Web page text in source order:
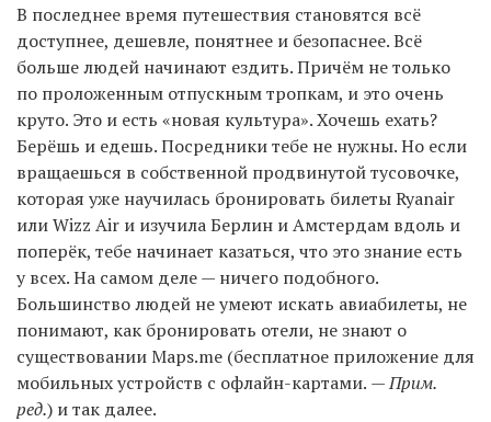
В последнее время путешествия становятся всё
доступнее, дешевле, понятнее и безопаснее. Всё
больше людей начинают ездить. Причём не только
по проложенным отпускным тропкам, и это очень
круто. Это и есть «новая культура». Хочешь ехать?
Берёшь и едешь. Посредники тебе не нужны. Но если
вращаешься в собственной продвинутой тусовочке,
которая уже научилась бронировать билеты Ryanair
или Wizz Air и изучила Берлин и Амстердам вдоль и
поперёк, тебе начинает казаться, что это знание есть
у всех. На самом деле — ничего подобного.
Большинство людей не умеют искать авиабилеты, не
понимают, как бронировать отели, не знают о
существовании Maps.me (бесплатное приложение для
мобильных устройств с офлайн-картами. — Прим.
ред.) и так далее.